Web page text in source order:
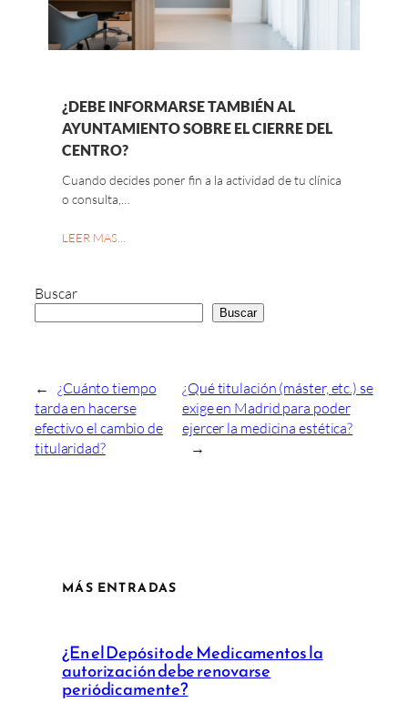
¿DEBE INFORMARSE TAMBIÉN AL
AYUNTAMIENTO SOBRE EL CIERRE DEL
CENTRO?
Cuando decides poner fin a la actividad de tu clínica
o consulta,…
LEER MAS…
Buscar
Buscar
← ¿Cuánto tiempo
tarda en hacerse
efectivo el cambio de
titularidad?
¿Qué titulación (máster, etc.) se
exige en Madrid para poder
ejercer la medicina estética?
→
MÁS ENTRADAS
¿En el Depósito de Medicamentos la
autorización debe renovarse
periódicamente?